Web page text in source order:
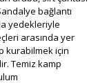
bağlantı
yedekleriyle
arasında yer
kurabilmek için
Temiz kamp